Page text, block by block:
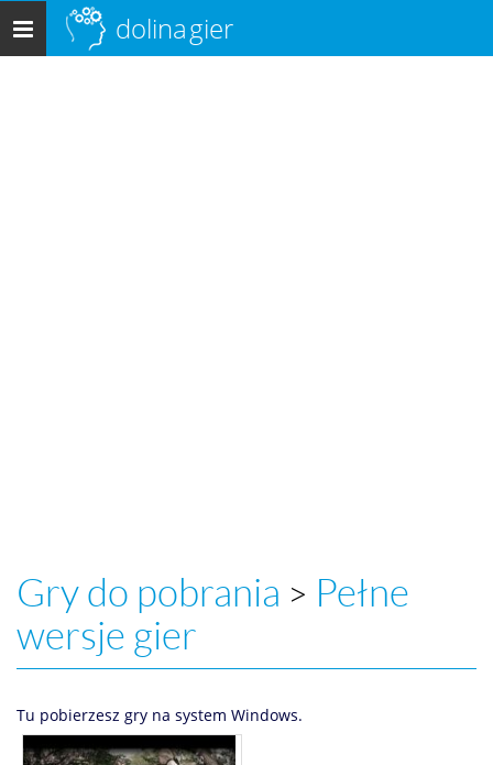
Menu
główne
dolinagier
Gry do pobrania > Pełne
wersje gier
Tu pobierzesz gry na system Windows.